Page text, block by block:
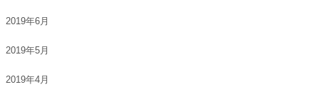
2019年6月
2019年5月
2019年4月